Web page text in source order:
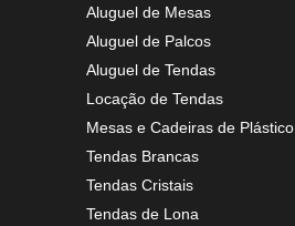
Aluguel de Mesas
Aluguel de Palcos
Aluguel de Tendas
Locação de Tendas
Mesas e Cadeiras de Plástico
Tendas Brancas
Tendas Cristais
Tendas de Lona